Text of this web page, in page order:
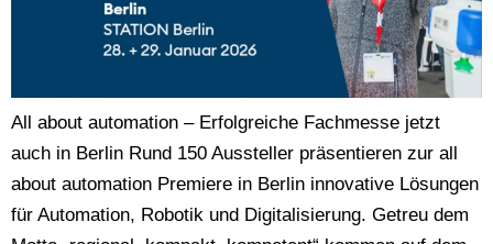
All about automation – Erfolgreiche Fachmesse jetzt
auch in Berlin Rund 150 Aussteller präsentieren zur all
about automation Premiere in Berlin innovative Lösungen
für Automation, Robotik und Digitalisierung. Getreu dem